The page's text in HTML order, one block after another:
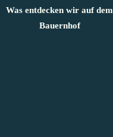
Was entdecken wir auf dem
Bauernhof